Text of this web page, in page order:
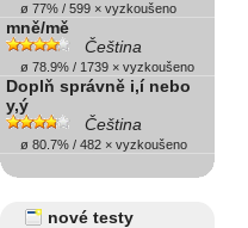
ø 77% / 599 × vyzkoušeno
mně/mě
Čeština
ø 78.9% / 1739 × vyzkoušeno
Doplň správně i,í nebo
y,ý
Čeština
ø 80.7% / 482 × vyzkoušeno
nové testy